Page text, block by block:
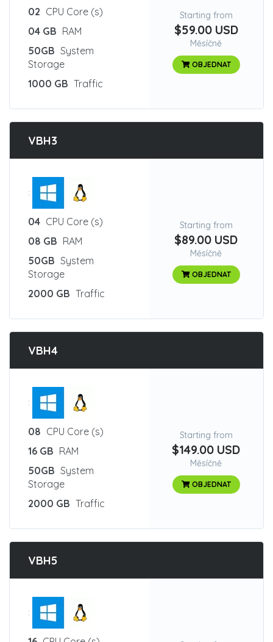
02 CPU Core (s)
04 GB RAM
50GB System
Storage
1000 GB Traffic
Starting from
$59.00 USD
Měsíčně
OBJEDNAT
VBH3
:
04 CPU Core (s)
08 GB RAM
50GB System
Storage
2000 GB Traffic
Starting from
$89.00 USD
Měsíčně
OBJEDNAT
VBH4
:
08 CPU Core (s)
16 GB RAM
50GB System
Storage
2000 GB Traffic
Starting from
$149.00 USD
Měsíčně
OBJEDNAT
VBH5
: